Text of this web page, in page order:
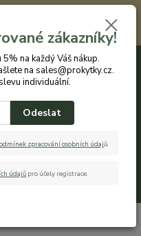
5% na každý nákup. Máte-li
Po jeho ověření
na registraci →
0ks
zákazníky!
na každý Váš nákup.
na sales@prokytky.cz.
individuální.
Odeslat
zpracování osobních údajů.
údajů pro účely registrace.